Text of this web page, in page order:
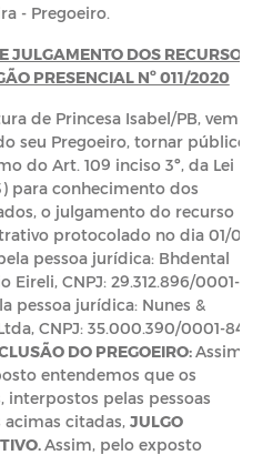
- Pregoeiro.
JULGAMENTO DOS RECURSOS
PRESENCIAL Nº 011/2020
de Princesa Isabel/PB, vem
seu Pregoeiro, tornar público
do Art. 109 inciso 3º, da Lei
para conhecimento dos
o julgamento do recurso
protocolado no dia 01/04/
pessoa jurídica: Bhdental
Eireli, CNPJ: 29.312.896/0001-
pessoa jurídica: Nunes &
CNPJ: 35.000.390/0001-84).
DO PREGOEIRO:Assim,
entendemos que os
interpostos pelas pessoas
acimas citadas, JULGO
Assim, pelo exposto